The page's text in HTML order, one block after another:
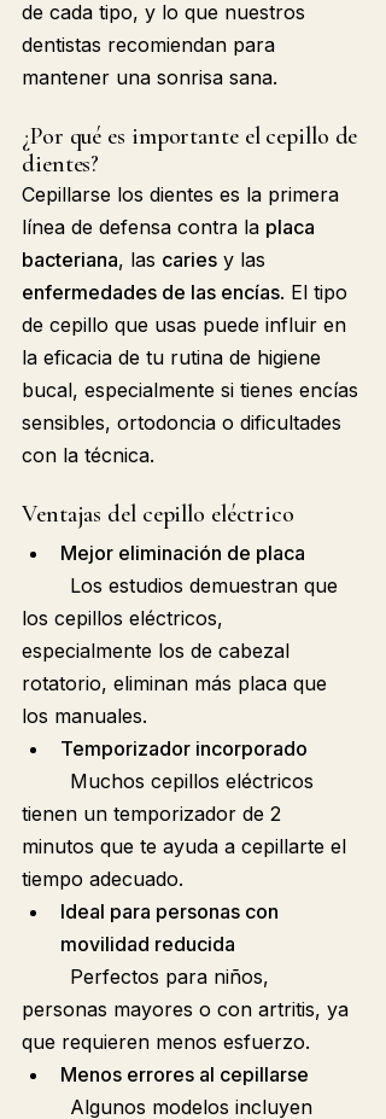
de cada tipo, y lo que nuestros
dentistas recomiendan para
mantener una sonrisa sana.
¿Por qué es importante el cepillo de
dientes?
Cepillarse los dientes es la primera
línea de defensa contra la placa
bacteriana, las caries y las
enfermedades de las encías. El tipo
de cepillo que usas puede influir en
la eficacia de tu rutina de higiene
bucal, especialmente si tienes encías
sensibles, ortodoncia o dificultades
con la técnica.
Ventajas del cepillo eléctrico
Mejor eliminación de placa
los cepillos eléctricos,
especialmente los de cabezal
rotatorio, eliminan más placa que
los manuales.
Temporizador incorporado
tienen un temporizador de 2
minutos que te ayuda a cepillarte el
tiempo adecuado.
Ideal para personas con
movilidad reducida
personas mayores o con artritis, ya
que requieren menos esfuerzo.
Menos errores al cepillarse